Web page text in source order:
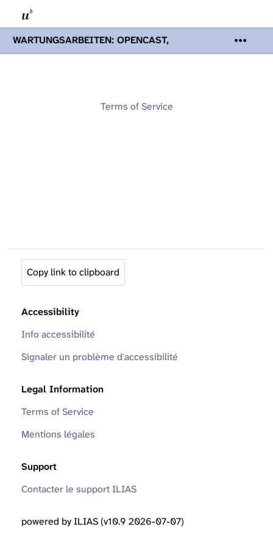
WARTUNGSARBEITEN: OPENCAST,
PODCASTS & TOBIRA
Mi 19. August
Opencast-Videos und Tobira nicht zur
Terms of Service
Copy link to clipboard
Accessibility
Info accessibilité
Signaler un problème d'accessibilité
Legal Information
Terms of Service
Mentions légales
Support
Contacter le support ILIAS
powered by ILIAS (v10.9 2026-07-07)